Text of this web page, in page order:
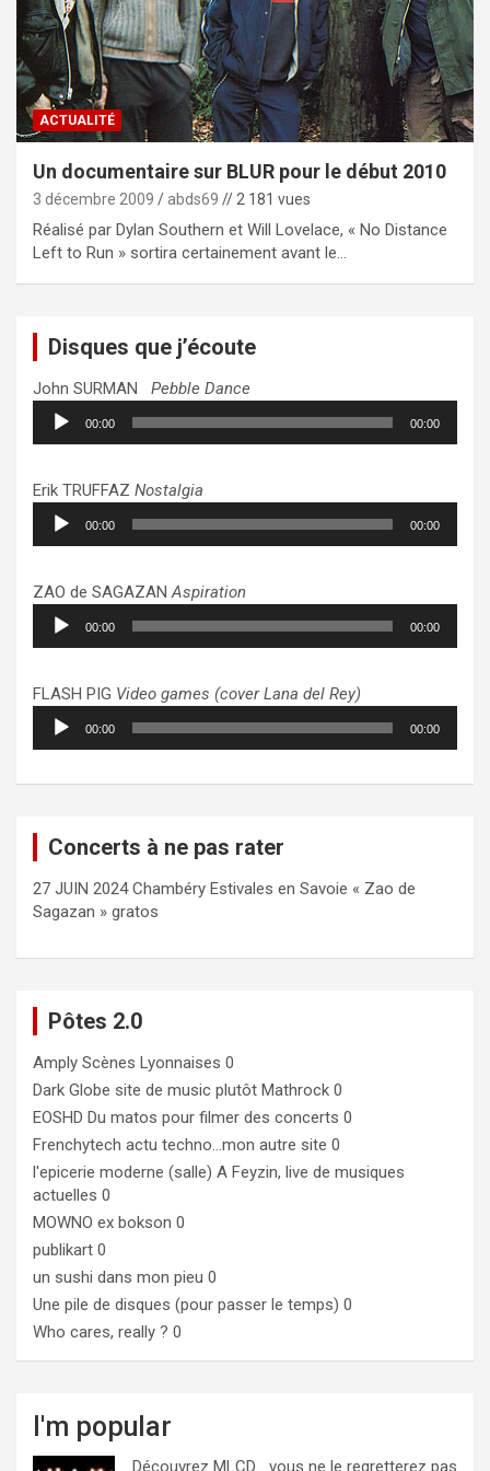
ACTUALITÉ
Un documentaire sur BLUR pour le début 2010
3 décembre 2009 abds69 // 2 181 vues
Réalisé par Dylan Southern et Will Lovelace, « No Distance
Left to Run » sortira certainement avant le…
Disques que j’écoute
John SURMAN Pebble Dance
Lecteur
audio
00:00 00:00
Erik TRUFFAZ Nostalgia
Lecteur
audio
00:00 00:00
ZAO de SAGAZANAspiration
Lecteur
audio
00:00 00:00
FLASH PIG Video games (cover Lana del Rey)
Lecteur
audio
00:00 00:00
Concerts à ne pas rater
27 JUIN 2024 Chambéry Estivales en Savoie « Zao de
Sagazan » gratos
Pôtes 2.0
Amply Scènes Lyonnaises 0
Dark Globe site de music plutôt Mathrock 0
EOSHD Du matos pour filmer des concerts 0
Frenchytech actu techno…mon autre site 0
l'epicerie moderne (salle) A Feyzin, live de musiques
actuelles 0
MOWNO ex bokson 0
publikart 0
un sushi dans mon pieu 0
Une pile de disques (pour passer le temps) 0
Who cares, really ? 0
I'm popular
Découvrez MLCD… vous ne le regretterez pas